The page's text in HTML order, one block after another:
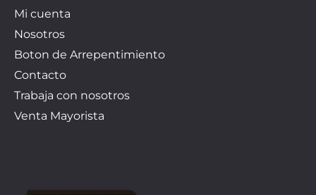
Mi cuenta
Nosotros
Boton de Arrepentimiento
Contacto
Trabaja con nosotros
Venta Mayorista